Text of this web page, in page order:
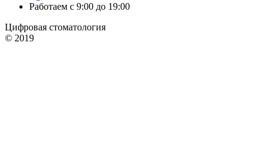
Работаем с 9:00 до 19:00
Цифровая стоматология
© 2019